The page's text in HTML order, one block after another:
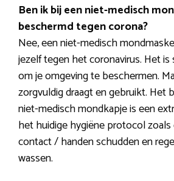
Ben ik bij een niet-medisch
beschermd tegen corona?
Nee, een niet-medisch
jezelf tegen het coronavirus. Het
om je omgeving te beschermen.
zorgvuldig draagt en gebruikt. Het
niet-medisch mondkapje is een
het huidige hygiëne protocol
contact / handen schudden en
wassen.